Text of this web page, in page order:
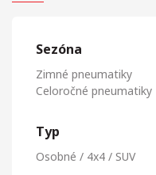
Sezóna
Zimné pneumatiky
Celoročné pneumatiky
Typ
Osobné / 4x4 / SUV